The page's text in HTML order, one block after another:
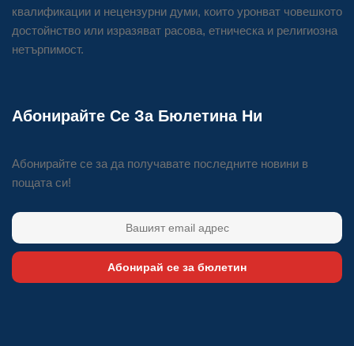
квалификации и нецензурни думи, които уронват човешкото
достойнство или изразяват расова, етническа и религиозна
нетърпимост.
Абонирайте Се За Бюлетина Ни
Абонирайте се за да получавате последните новини в
пощата си!
Абонирай се за бюлетин